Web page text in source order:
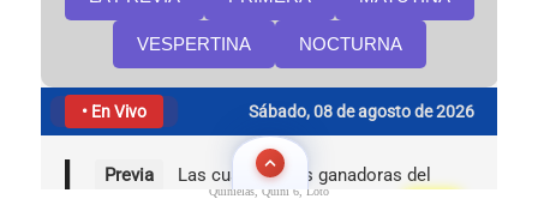
Quinielas, Quini 6, Loto